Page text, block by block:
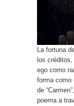
La fortuna
los
ego como
forma como
de
poema a